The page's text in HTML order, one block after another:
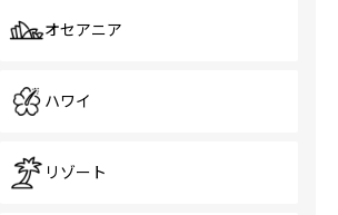
オセアニア
ハワイ
リゾート